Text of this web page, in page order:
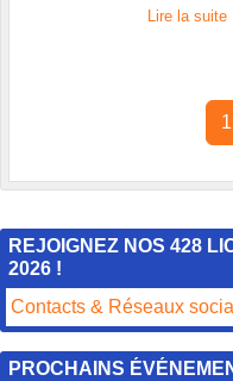
Lire la suite
1
REJOIGNEZ NOS 428
2026 !
Contacts & Réseaux
PROCHAINS